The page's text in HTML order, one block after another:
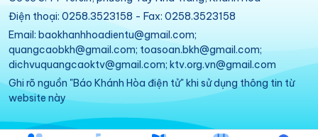
Điện thoại: 0258.3523158 - Fax: 0258.3523158
Email: baokhanhhoadientu@gmail.com;
quangcaobkh@gmail.com; toasoan.bkh@gmail.com;
dichvuquangcaoktv@gmail.com; ktv.org.vn@gmail.com
Ghi rõ nguồn "Báo Khánh Hòa điện tử" khi sử dụng thông tin từ
website này